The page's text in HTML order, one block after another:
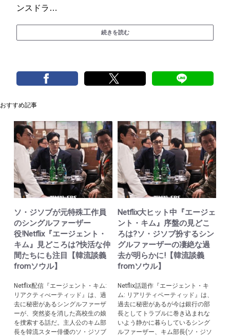
ンスドラ…
続きを読む
おすすめ記事
ソ・ジソブが元特殊工作員
のシングルファーザー
役!Netflix『エージェント・
キム』見どころは?快活な仲
間たちにも注目【韓流談義
fromソウル】
Netflix配信『エージェント・キム:
リアクティべーティッド』は、過
去に秘密があるシングルファーザ
ーが、突然姿を消した高校生の娘
を捜索する話だ。主人公のキム部
長を韓流スター俳優のソ・ジソブ
Netflix大ヒット中『エージェ
ント・キム』序盤の見どこ
ろは?ソ・ジソブ扮するシン
グルファーザーの凄絶な過
去が明らかに!【韓流談義
fromソウル】
Netflix話題作『エージェント・キ
ム: リアリティペーティッド』は、
過去に秘密があるが今は銀行の部
長としてトラブルに巻き込まれな
いよう静かに暮らしているシング
ルファーザー、キム部長(ソ・ジソ